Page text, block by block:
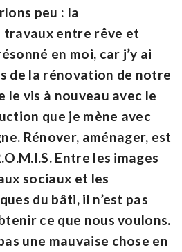
peu : la
travaux entre rêve et
en moi, car j’y ai
de la rénovation de notre
le vis à nouveau avec le
que je mène avec
Rénover, aménager, est
Entre les images
sociaux et les
du bâti, il n’est pas
ce que nous voulons.
une mauvaise chose en